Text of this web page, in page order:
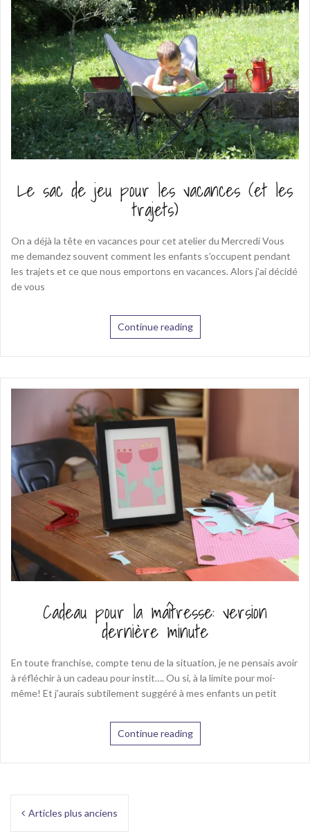
Le sac de jeu pour les vacances (et les
trajets)
On a déjà la tête en vacances pour cet atelier du Mercredi Vous
me demandez souvent comment les enfants s’occupent pendant
les trajets et ce que nous emportons en vacances. Alors j’ai décidé
de vous
Continue reading
Cadeau pour la maîtresse: version
dernière minute
En toute franchise, compte tenu de la situation, je ne pensais avoir
à réfléchir à un cadeau pour instit…. Ou si, à la limite pour moi-
même! Et j’aurais subtilement suggéré à mes enfants un petit
Continue reading
Navigation
Articles plus anciens